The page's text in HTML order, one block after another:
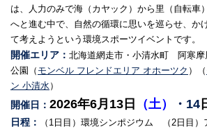
は、人力のみで海（カヤック）から里（自転車
へと進む中で、自然の循環に思いを巡らせ、か
て考えようという環境スポーツイベントです。
開催エリア： 北海道網走市・小清水町 阿寒
公園
（ モンベル フレンドエリア オホーツク ）（
ン 小清水）
開催日： 2026年6月13日 （土） ・14
日程： （1日目）環境シンポジウム （2日目）